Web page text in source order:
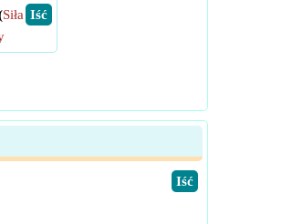
​ Iść
Siła
​Iść